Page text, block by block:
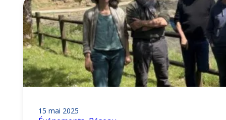
15 mai 2025